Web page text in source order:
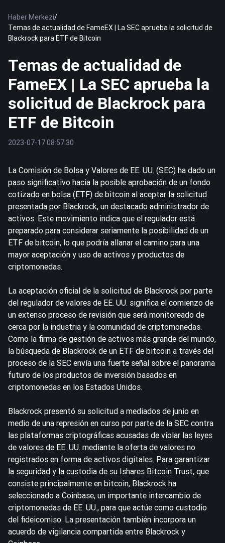
Haber Merkezi/
Temas de actualidad de FameEX | La SEC aprueba la solicitud de
Blackrock para ETF de Bitcoin
Temas de actualidad de
FameEX | La SEC aprueba la
solicitud de Blackrock para
ETF de Bitcoin
2023-07-17 08:57:30
La Comisión de Bolsa y Valores de EE. UU. (SEC) ha dado un
paso significativo hacia la posible aprobación de un fondo
cotizado en bolsa (ETF) de bitcoin al aceptar la solicitud
presentada por Blackrock, un destacado administrador de
activos. Este movimiento indica que el regulador está
preparado para considerar seriamente la posibilidad de un
ETF de bitcoin, lo que podría allanar el camino para una
mayor aceptación y uso de activos y productos de
criptomonedas.
La aceptación oficial de la solicitud de Blackrock por parte
del regulador de valores de EE. UU. significa el comienzo de
un extenso proceso de revisión que será monitoreado de
cerca por la industria y la comunidad de criptomonedas.
Como la firma de gestión de activos más grande del mundo,
la búsqueda de Blackrock de un ETF de bitcoin a través del
proceso de la SEC envía una fuerte señal sobre el panorama
futuro de los productos de inversión basados en
criptomonedas en los Estados Unidos.
Blackrock presentó su solicitud a mediados de junio en
medio de una represión en curso por parte de la SEC contra
las plataformas criptográficas acusadas de violar las leyes
de valores de EE. UU. mediante la oferta de valores no
registrados en forma de activos digitales. Para garantizar
la seguridad y la custodia de su Ishares Bitcoin Trust, que
consiste principalmente en bitcoin, Blackrock ha
seleccionado a Coinbase, un importante intercambio de
criptomonedas de EE. UU., para que actúe como custodio
del fideicomiso. La presentación también incorpora un
acuerdo de vigilancia compartida entre Blackrock y